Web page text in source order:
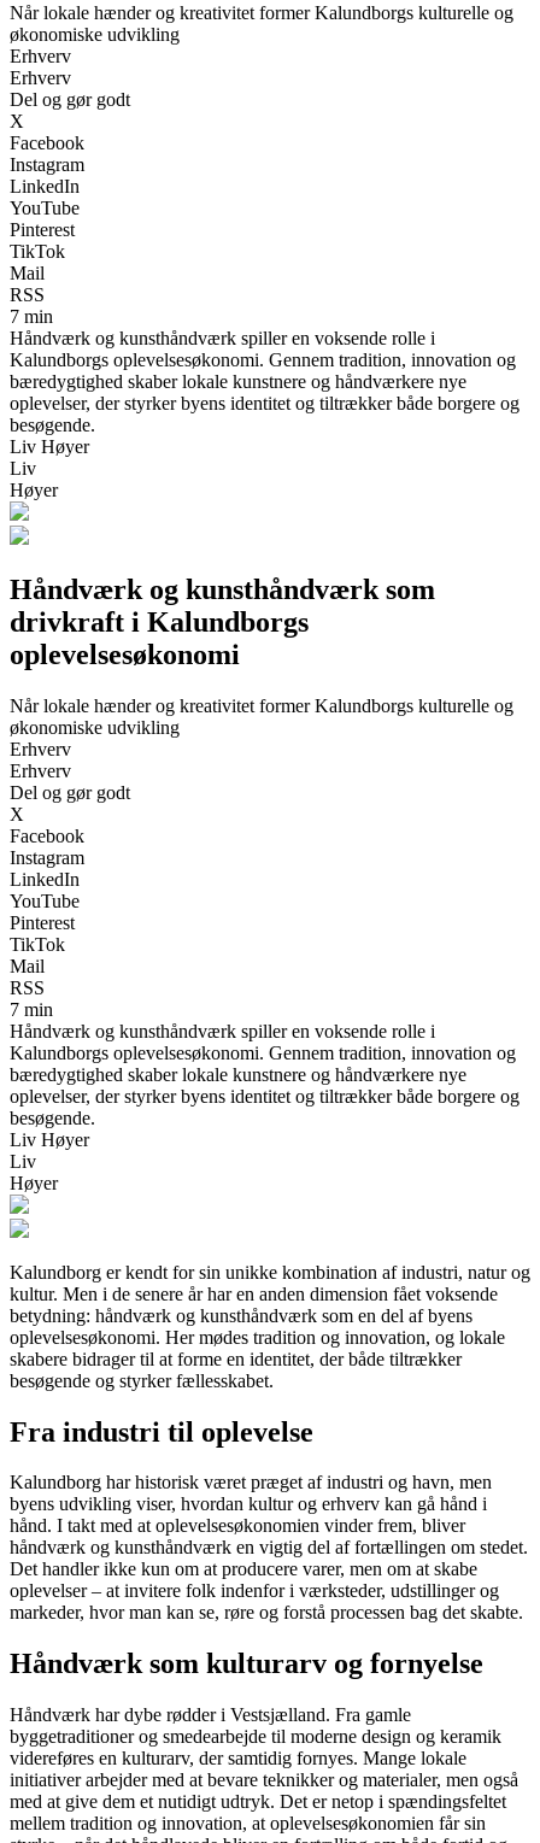
Når lokale hænder og kreativitet former Kalundborgs kulturelle og
økonomiske udvikling
Erhverv
Erhverv
Del og gør godt
X
Facebook
Instagram
LinkedIn
YouTube
Pinterest
TikTok
Mail
RSS
7 min
Håndværk og kunsthåndværk spiller en voksende rolle i
Kalundborgs oplevelsesøkonomi. Gennem tradition, innovation og
bæredygtighed skaber lokale kunstnere og håndværkere nye
oplevelser, der styrker byens identitet og tiltrækker både borgere og
besøgende.
Liv Høyer
Liv
Høyer
Håndværk og kunsthåndværk som
drivkraft i Kalundborgs
oplevelsesøkonomi
Når lokale hænder og kreativitet former Kalundborgs kulturelle og
økonomiske udvikling
Erhverv
Erhverv
Del og gør godt
X
Facebook
Instagram
LinkedIn
YouTube
Pinterest
TikTok
Mail
RSS
7 min
Håndværk og kunsthåndværk spiller en voksende rolle i
Kalundborgs oplevelsesøkonomi. Gennem tradition, innovation og
bæredygtighed skaber lokale kunstnere og håndværkere nye
oplevelser, der styrker byens identitet og tiltrækker både borgere og
besøgende.
Liv Høyer
Liv
Høyer
Kalundborg er kendt for sin unikke kombination af industri, natur og
kultur. Men i de senere år har en anden dimension fået voksende
betydning: håndværk og kunsthåndværk som en del af byens
oplevelsesøkonomi. Her mødes tradition og innovation, og lokale
skabere bidrager til at forme en identitet, der både tiltrækker
besøgende og styrker fællesskabet.
Fra industri til oplevelse
Kalundborg har historisk været præget af industri og havn, men
byens udvikling viser, hvordan kultur og erhverv kan gå hånd i
hånd. I takt med at oplevelsesøkonomien vinder frem, bliver
håndværk og kunsthåndværk en vigtig del af fortællingen om stedet.
Det handler ikke kun om at producere varer, men om at skabe
oplevelser – at invitere folk indenfor i værksteder, udstillinger og
markeder, hvor man kan se, røre og forstå processen bag det skabte.
Håndværk som kulturarv og fornyelse
Håndværk har dybe rødder i Vestsjælland. Fra gamle
byggetraditioner og smedearbejde til moderne design og keramik
videreføres en kulturarv, der samtidig fornyes. Mange lokale
initiativer arbejder med at bevare teknikker og materialer, men også
med at give dem et nutidigt udtryk. Det er netop i spændingsfeltet
mellem tradition og innovation, at oplevelsesøkonomien får sin